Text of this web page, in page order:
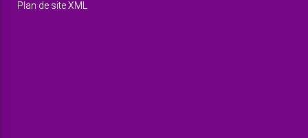
Plan de site XML